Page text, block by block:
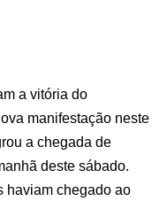
a vitória do
manifestação neste
a chegada de
deste sábado.
haviam chegado ao